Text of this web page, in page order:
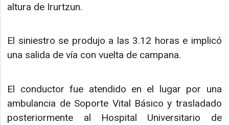
altura de Irurtzun.
El siniestro se produjo a las 3.12 horas e implicó
una salida de vía con vuelta de campana.
El conductor fue atendido en el lugar por una
ambulancia de Soporte Vital Básico y trasladado
posteriormente al Hospital Universitario de